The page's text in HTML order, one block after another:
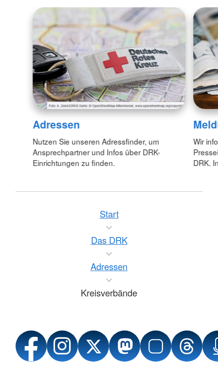
Adressen
Nutzen Sie unseren Adressfinder, um
Ansprechpartner und Infos über DRK-
Einrichtungen zu finden.
Wir
DRK.
Start
Das DRK
Adressen
Kreisverbände